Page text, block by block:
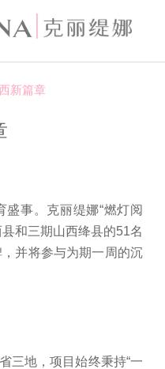
新篇章
事。克丽缇娜“燃灯阅
和三期山西绛县的51名
并将参与为期一周的沉
三地，项目始终秉持“一